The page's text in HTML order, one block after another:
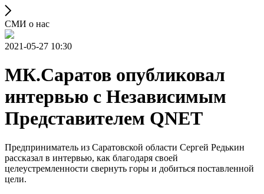
СМИ о нас
2021-05-27 10:30
МК.Саратов опубликовал
интервью с Независимым
Представителем QNET
Предприниматель из Саратовской области Сергей Редькин
рассказал в интервью, как благодаря своей
целеустремленности свернуть горы и добиться поставленной
цели.